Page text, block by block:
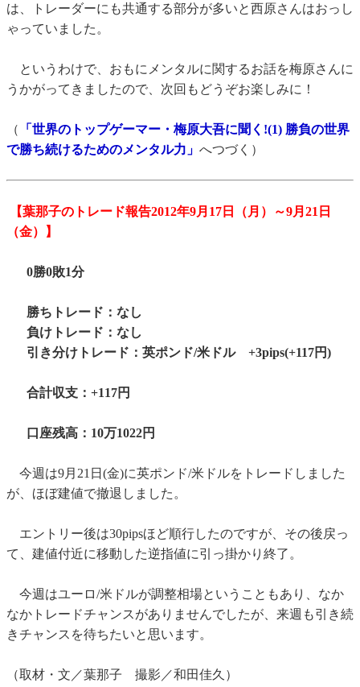
は、トレーダーにも共通する部分が多いと西原さんはおっし
ゃっていました。
というわけで、おもにメンタルに関するお話を梅原さんに
うかがってきましたので、次回もどうぞお楽しみに！
（
「世界のトップゲーマー・梅原大吾に聞く!(1) 勝負の世界
で勝ち続けるためのメンタル力」 へつづく）
【葉那子のトレード報告2012年9月17日（月）～9月21日
（金）】
0勝0敗1分
勝ちトレード：なし
負けトレード：なし
引き分けトレード：英ポンド/米ドル +3pips(+117円)
合計収支：+117円
口座残高：10万1022円
今週は9月21日(金)に英ポンド/米ドルをトレードしました
が、ほぼ建値で撤退しました。
エントリー後は30pipsほど順行したのですが、その後戻っ
て、建値付近に移動した逆指値に引っ掛かり終了。
今週はユーロ/米ドルが調整相場ということもあり、なか
なかトレードチャンスがありませんでしたが、来週も引き続
きチャンスを待ちたいと思います。
（取材・文／葉那子 撮影／和田佳久）